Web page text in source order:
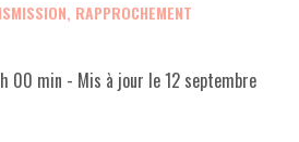
RAPPROCHEMENT
00 min - Mis à jour le12 septembre